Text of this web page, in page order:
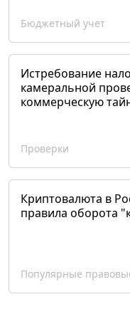
Бюджетный учет
Истребование
камеральной
коммерческую
Проверки
Криптовалюта в
правила оборота
Популярные